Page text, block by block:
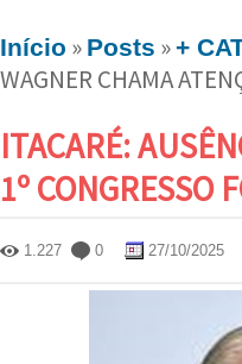
Início » Posts »+
WAGNER CHAMA
ITACARÉ:
1º CONGRESSO
1.227 0 27/10/2025